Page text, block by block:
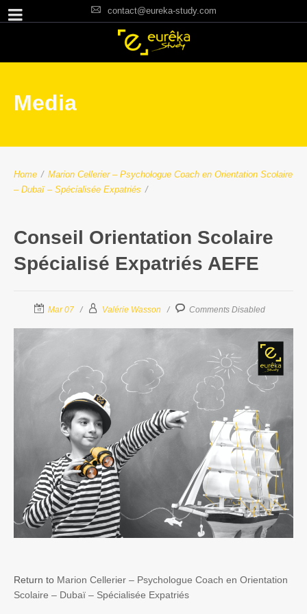
contact@eureka-study.com
Media
Home / Marion Cellerier – Psychologue Coach en Orientation Scolaire
– Dubaï – Spécialisée Expatriés /
Conseil Orientation Scolaire
Spécialisé Expatriés AEFE
Mar 07 Valérie Wasson Comments Disabled
Return to Marion Cellerier – Psychologue Coach en Orientation
Scolaire – Dubaï – Spécialisée Expatriés